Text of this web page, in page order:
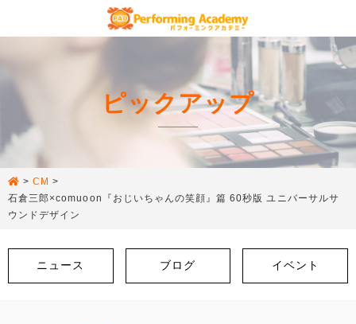
ピックアップ
>CM >
石倉三郎×comuoon『おじいちゃんの笑顔』篇 60秒版 ユニバーサルサ
ウンドデザイン
ニュース ブログ イベント